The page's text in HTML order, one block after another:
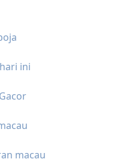
ini
macau